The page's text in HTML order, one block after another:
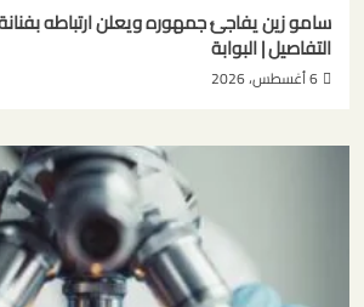
سامو زين يفاجئ جمهوره ويعلن ارتباطه
التفاصيل | البوابة
6 أغسطس، 2026